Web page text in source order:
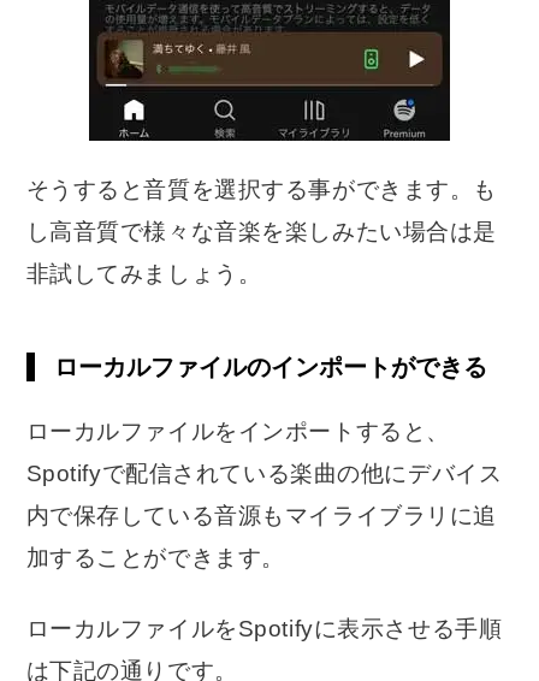
そうすると音質を選択する事ができます。も
し高音質で様々な音楽を楽しみたい場合は是
非試してみましょう。
ローカルファイルのインポートができる
ローカルファイルをインポートすると、
Spotifyで配信されている楽曲の他にデバイス
内で保存している音源もマイライブラリに追
加することができます。
ローカルファイルをSpotifyに表示させる手順
は下記の通りです。